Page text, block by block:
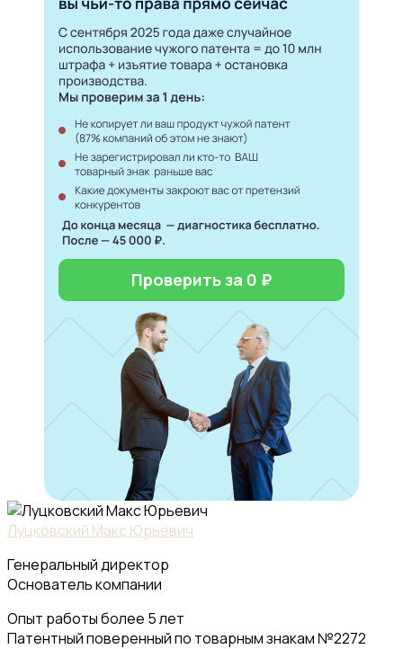
Проверить за 0 ₽
Луцковский Макс Юрьевич
Генеральный директор
Основатель компании
Опыт работы более 5 лет
Патентный поверенный по товарным знакам №2272